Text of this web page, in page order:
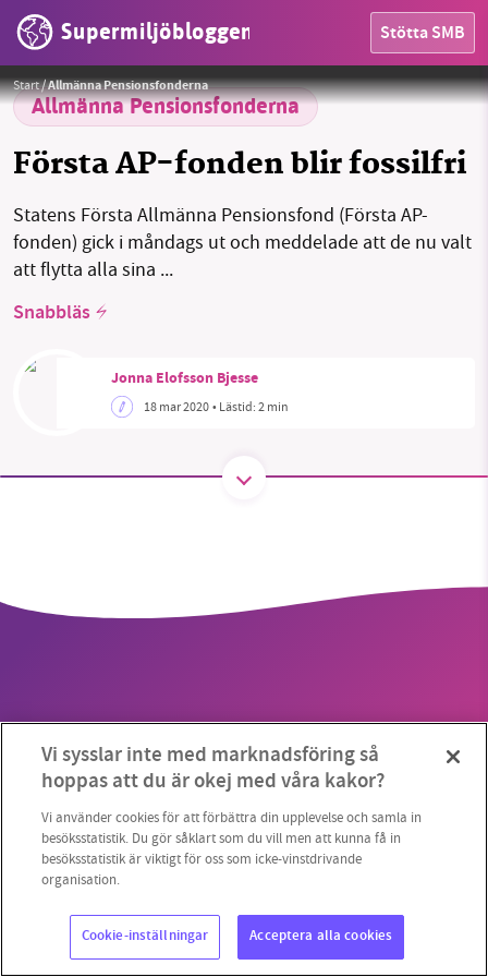
Supermiljöbloggen Stötta SMB
OMRÅDEN
MILJÖFAKTA
Threads
Start/Allmänna Pensionsfonderna
Allmänna Pensionsfonderna
Första AP-fonden blir fossilfri
Statens Första Allmänna Pensionsfond (Första AP-
fonden) gick i måndags ut och meddelade att de nu valt
att flytta alla sina ...
Snabbläs
Jonna Elofsson Bjesse
18 mar 2020• Lästid:2 min
Foto:Konjunkturinstitutet
Copyright 2023 © Supermiljöbloggen Cookieinställningar
starten 2010 har vår ideella redaktion drivit
vill hjälpa oss.
Stötta vårt arbete genom att swisha en slant till
1231368703
Läs vad vi vill göra
Vi sysslar inte med marknadsföring så
hoppas att du är okej med våra kakor?
Vi använder cookies för att förbättra din upplevelse och samla in
besöksstatistik. Du gör såklart som du vill men att kunna få in
besöksstatistik är viktigt för oss som icke-vinstdrivande
organisation.
Cookie-inställningar Acceptera alla cookies